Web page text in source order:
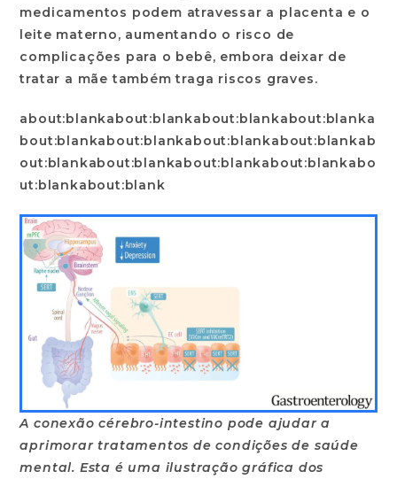
medicamentos podem atravessar a placenta e o
leite materno, aumentando o risco de
complicações para o bebê, embora deixar de
tratar a mãe também traga riscos graves.
about:blankabout:blankabout:blankabout:blanka
bout:blankabout:blankabout:blankabout:blankab
out:blankabout:blankabout:blankabout:blankabo
ut:blankabout:blank
A conexão cérebro-intestino pode ajudar a
aprimorar tratamentos de condições de saúde
mental. Esta é uma ilustração gráfica dos